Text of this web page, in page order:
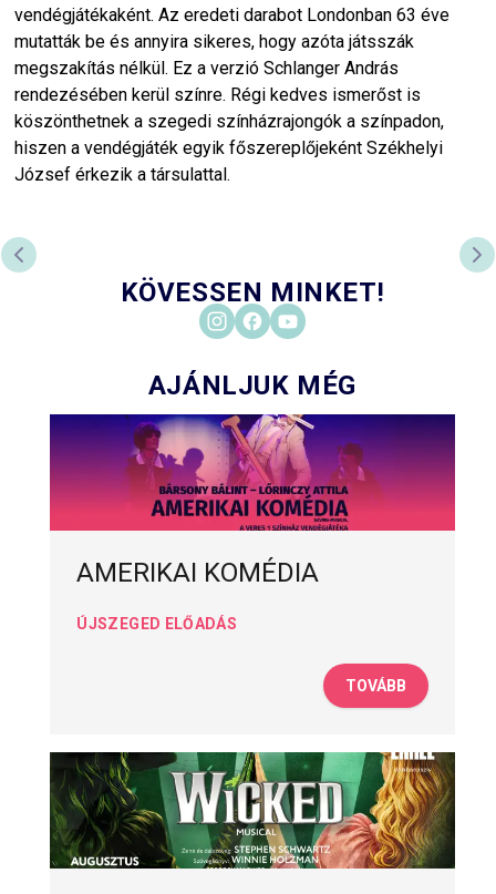
vendégjátékaként. Az eredeti darabot Londonban 63 éve
mutatták be és annyira sikeres, hogy azóta játsszák
megszakítás nélkül. Ez a verzió Schlanger András
rendezésében kerül színre. Régi kedves ismerőst is
köszönthetnek a szegedi színházrajongók a színpadon,
hiszen a vendégjáték egyik főszereplőjeként Székhelyi
József érkezik a társulattal.
PREVIOUS SLIDE
KÖVESSEN MINKET!
AJÁNLJUK MÉG
AMERIKAI KOMÉDIA
ÚJSZEGED ELŐADÁS
TOVÁBB